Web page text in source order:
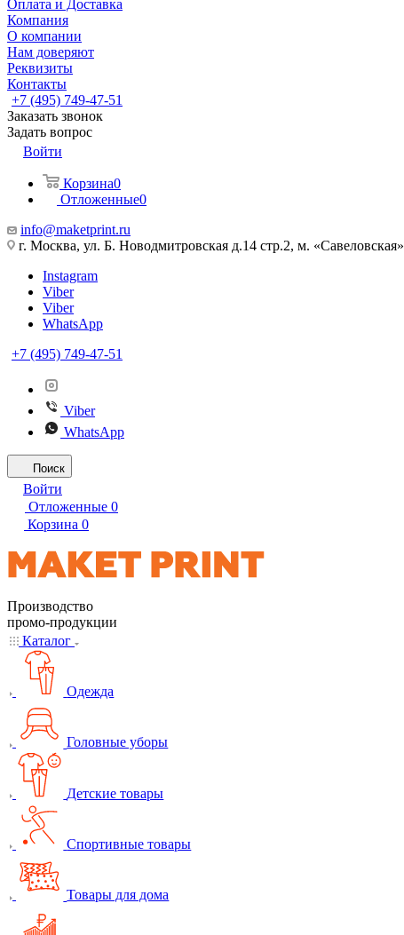
Оплата и Доставка
Компания
О компании
Нам доверяют
Реквизиты
Контакты
+7 (495) 749-47-51
Заказать звонок
Задать вопрос
Войти
Корзина0
Отложенные0
info@maketprint.ru
г. Москва, ул. Б. Новодмитровская д.14 стр.2, м. «Савеловская»
Instagram
Viber
Viber
WhatsApp
+7 (495) 749-47-51
Viber
WhatsApp
Поиск
Войти
Отложенные 0
Корзина 0
Производство
промо-продукции
Каталог
Одежда
Головные уборы
Детские товары
Спортивные товары
Товары для дома